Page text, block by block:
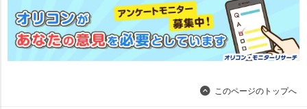
このページのトップへ